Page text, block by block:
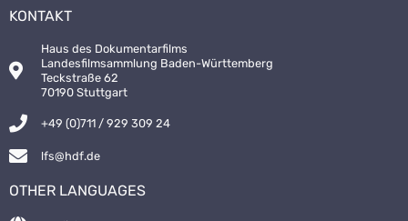
KONTAKT
Haus des Dokumentarfilms
Landesfilmsammlung Baden-Württemberg
Teckstraße 62
70190 Stuttgart
+49 (0)711 / 929 309 24
lfs@hdf.de
OTHER LANGUAGES